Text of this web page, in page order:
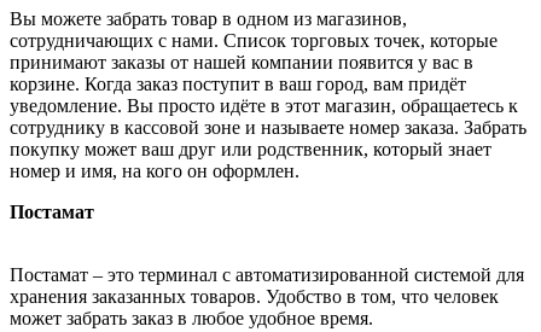
Вы можете забрать товар в одном из магазинов,
сотрудничающих с нами. Список торговых точек, которые
принимают заказы от нашей компании появится у вас в
корзине. Когда заказ поступит в ваш город, вам придёт
уведомление. Вы просто идёте в этот магазин, обращаетесь к
сотруднику в кассовой зоне и называете номер заказа. Забрать
покупку может ваш друг или родственник, который знает
номер и имя, на кого он оформлен.
Постамат
Постамат – это терминал с автоматизированной системой для
хранения заказанных товаров. Удобство в том, что человек
может забрать заказ в любое удобное время.